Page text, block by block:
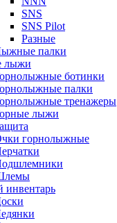
SNS
SNS Pilot
Разные
палки
лыжи
ботинки
палки
тренажеры
лыжи
горнолыжные
инвентарь